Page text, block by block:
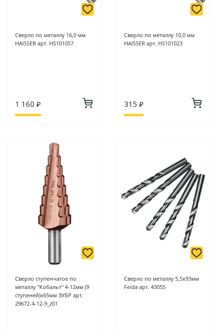
Сверло по металлу 16,0 мм
HAISSER арт. HS101057
1 160 ₽
Сверло по металлу 10,0 мм
HAISSER арт. HS101023
315 ₽
Сверло ступенчатое по
металлу "Кобальт" 4-12мм (9
ступеней)х65мм ЗУБР арт.
29672-4-12-9_z01
Сверло по металлу 5,5х93мм
Feida арт. 43055